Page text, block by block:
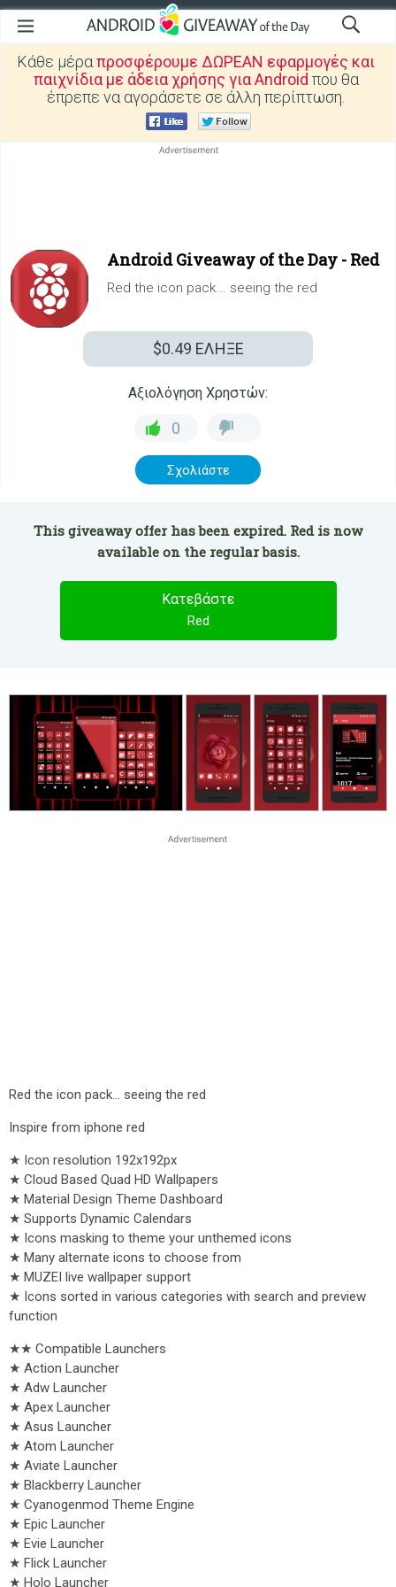
Κάθε μέραπροσφέρουμε ΔΩΡΕΑΝ εφαρμογές και
παιχνίδια με άδεια χρήσης για Android που θα
έπρεπε να αγοράσετε σε άλλη περίπτωση.
Android Giveaway of the Day - Red
Red the icon pack... seeing the red
$0.49 ΕΛΗΞΕ
Αξιολόγηση Χρηστών:
0
Σχολιάστε
This giveaway offer has been expired. Red is now
available on the regular basis.
Κατεβάστε
Red
Red the icon pack... seeing the red
Inspire from iphone red
★ Icon resolution 192x192px
★ Cloud Based Quad HD Wallpapers
★ Material Design Theme Dashboard
★ Supports Dynamic Calendars
★ Icons masking to theme your unthemed icons
★ Many alternate icons to choose from
★ MUZEI live wallpaper support
★ Icons sorted in various categories with search and preview
function
★★ Compatible Launchers
★ Action Launcher
★ Adw Launcher
★ Apex Launcher
★ Asus Launcher
★ Atom Launcher
★ Aviate Launcher
★ Blackberry Launcher
★ Cyanogenmod Theme Engine
★ Epic Launcher
★ Evie Launcher
★ Flick Launcher
★ Holo Launcher